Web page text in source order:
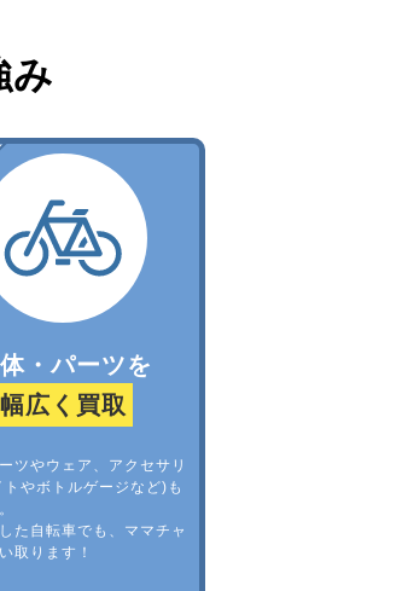
み
・パーツを
幅広く買取
ツやウェア、アクセサリ
トやボトルゲージなど)も
た自転車でも、ママチャ
取ります！